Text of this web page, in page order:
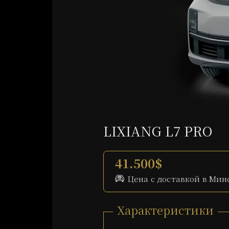
LIXIANG L7 PRO
41.500$
Цена с доставкой в
Характеристики